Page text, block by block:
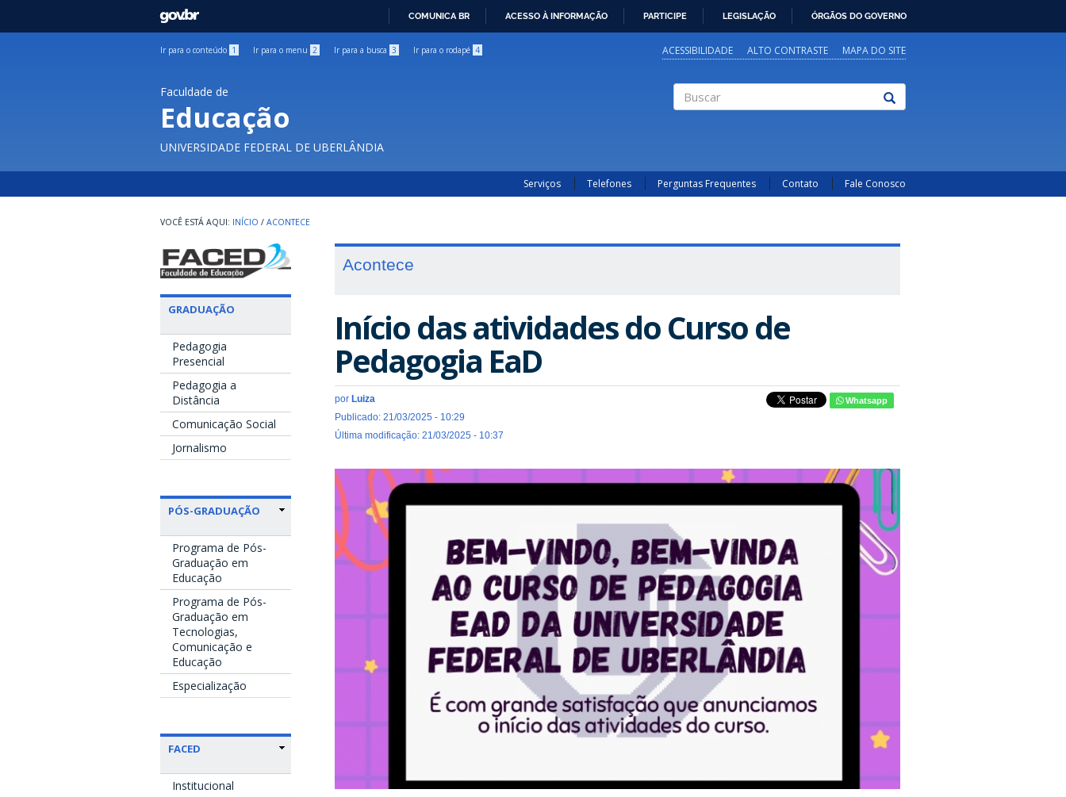
GOVBR
COMUNICA BR ACESSO À INFORMAÇÃO PARTICIPE LEGISLAÇÃO ÓRGÃOS DO GOVERNO
Ir para o conteúdo 1 Ir para o menu 2 Ir para a busca 3 Ir para o rodapé 4 ACESSIBILIDADE ALTO CONTRASTE MAPA DO SITE
Faculdade de
Educação
UNIVERSIDADE FEDERAL DE UBERLÂNDIA
Serviços Telefones Perguntas Frequentes Contato Fale Conosco
INÍCIO / ACONTECE
GRADUAÇÃO
Pedagogia
Presencial
Pedagogia a
Distância
Comunicação Social
Jornalismo
PÓS-GRADUAÇÃO
Programa de Pós-
Graduação em
Educação
Programa de Pós-
Graduação em
Tecnologias,
Comunicação e
Educação
Especialização
FACED
Institucional
Acontece
Início das atividades do Curso de
Pedagogia EaD
por Luiza
Publicado: 21/03/2025 - 10:29
Última modificação: 21/03/2025 - 10:37
Whatsapp